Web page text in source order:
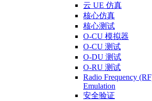
云 UE 仿真
核心仿真
核心测试
O-CU 模拟器
O-CU 测试
O-DU 测试
O-RU 测试
Radio Frequency
Emulation
安全验证